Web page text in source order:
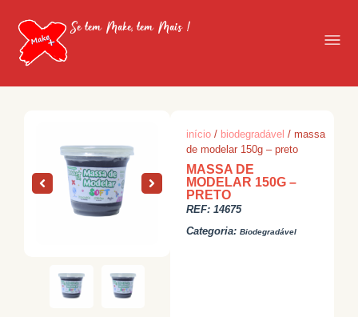
Se tem Make, tem Mais !
início / biodegradável / massa
de modelar 150g – preto
MASSA DE
MODELAR 150G –
PRETO
REF:14675
Categoria: Biodegradável